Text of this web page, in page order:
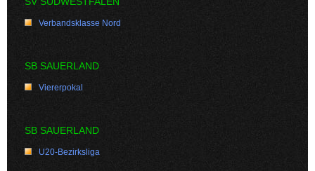
Verbandsklasse Nord
SB SAUERLAND
Viererpokal
SB SAUERLAND
U20-Bezirksliga